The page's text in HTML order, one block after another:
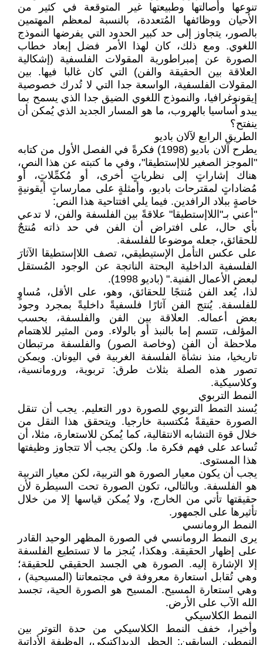
تنوعها وأصالتها وطبيعتها غير المتوقعة في كثير من
الأحيان ووظائفها المُتعددة، بالنسبة لمعظم المهتمين
بالصور، يتجاوز إلى حد كبير الحدود التي يفرضها النموذج
اللغوي. ومع ذلك، كان لهذا الأمر فضل إبعاد خطاب
الصورة عن إمبراطورية المقولات الفلسفية (إشكالية
العلاقة بين الحقيقة والفن) التي كان غالبا فيها. بين
المقولات الفلسفية، الواسعة جدا التي لا تُدرك خصوصية
إيقونوغرافيا، والنموذج اللغوي الضيق جدا الذي يسمح بما
يبدو أساسيا بالهروب، ما هو المسار الجديد الذي يُمكن أن
ينفتح؟
الطريق الرابع لآلان باديو
يطرح آلان باديو (1998) فكرةً في الفصل الأول من كتابه
"الموجز الصغير للاإستطيقا"، وفي ما كتبته عن هذا النص،
هناك إشاراتٍ إلى نظرياتٍ أخرى، أو مُكمِّلاتٍ، أو
مُضاداتٍ لمقترحات باديو، وأمثلةٍ على ممارساتٍ أيقونيةٍ
خاصةٍ ببلاد الرافدين. فيما يلي افتتاحية هذا النص:
"أعني بـ"اللاإستطيقا" علاقةً بين الفلسفة والفن، لا تدعي
بأي حال، على افتراض أن الفن في حد ذاته مُنتجٌ
للحقائق، جعله موضوعا للفلسفة.
على عكس التأمل الإستيطيقي، تصف اللاإستطيقا الآثارَ
الفلسفية الداخلية البحتة الناتجة عن الوجود المُستقل
لبعض الأعمال الفنية." (باديو 1998).
لذا، يُعد الفن مُنتجًا للحقائق، وهو، على الأقل، مُساوٍ
للفلسفة. يُنتج الفن آثارًا فلسفيةً داخليةً بمجرد وجود
بعض أعماله. العلاقة بين الفن والفلسفة، بحسب
المؤلف، تتسم إما بالنبذ ​​أو بالولاء. ومن المثير للاهتمام
ملاحظة أن الفن (وخاصة الصور) والفلسفة مرتبطان
تاريخيا، منذ نشأة الفلسفة الغربية في اليونان. ويمكن
تصور هذه الصلة بثلاث طرق: تربوية، ورومانسية،
وكلاسيكية.
النمط التربوي
يُسند التمط التربوي للصورة دور التعليم. يجب أن تنقل
الصورة حقيقةً مُكتسبة خارجيا. ويتحقق هذا النقل من
خلال قوة التشابه الانتقالية، كما يُمكن للاستعارة، مثلا، أن
تُساعد على فهم فكرة ما. ولكن يجب ألا تتجاوز وظيفتها
هذا المستوى.
يجب أن يكون معيار الصورة هو التربية، لكن معيار التربية
هو الفلسفة. وبالتالي، تكون الصورة تحت السيطرة لأن
حقيقتها تأتي من الخارج، ولا يُمكن قياسها إلا من خلال
تأثيرها على الجمهور.
النمط الرومانسي
يرى النمط الرومانسي في الصورة المظهر الوحيد القادر
على إظهار الحقيقة. وهكذا، يُنجز ما لا تستطيع الفلسفة
إلا الإشارة إليه. الصورة هي الجسد الحقيقي للحقيقة؛
وهي تُقابل استعارة معروفة في مجتمعاتنا (المسيحية) ،
وهي استعارة المسيح. المسيح هو الصورة الحية، تجسد
الله الآب على الأرض.
النمط الكلاسيكي
وأخيرا، خفف النمط الكلاسيكي من حدة التوتر بين
النمطين السابقين: الحظر الديداكتيكي، الوظيفة الأداتية